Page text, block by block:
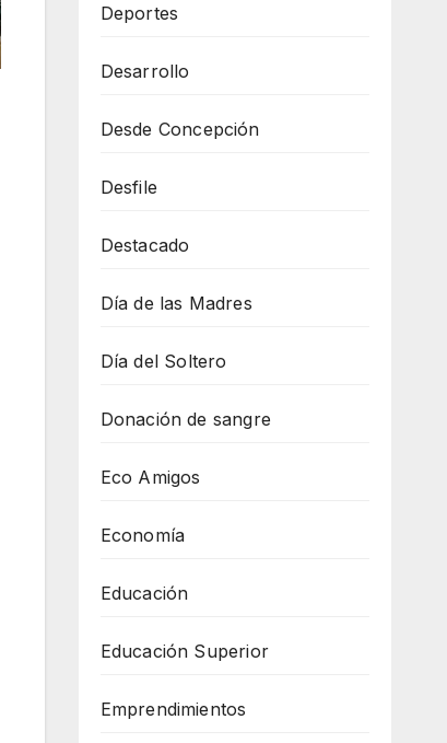
Deportes
Desarrollo
Desde Concepción
Desfile
Destacado
Día de las Madres
Día del Soltero
Donación de sangre
Eco Amigos
Economía
Educación
Educación Superior
Emprendimientos